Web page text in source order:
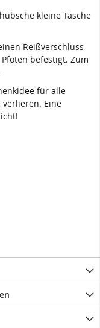
kleine Tasche
Reißverschluss
befestigt. Zum
für alle
Eine